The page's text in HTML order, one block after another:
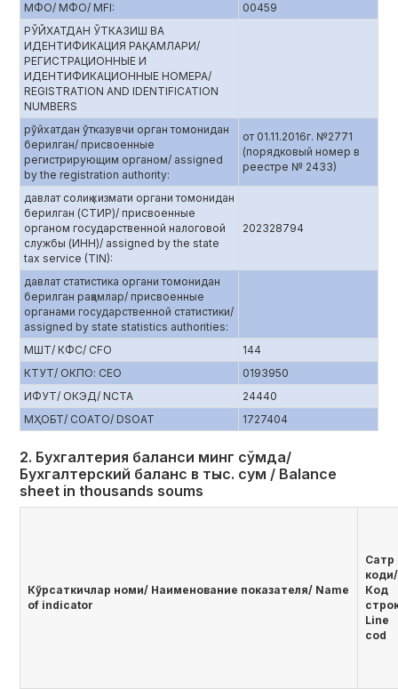
МФО/ МФО/ MFI:
00459
РЎЙХАТДАН ЎТКАЗИШ ВА
ИДЕНТИФИКАЦИЯ РАҚАМЛАРИ/
РЕГИСТРАЦИОННЫЕ И
ИДЕНТИФИКАЦИОННЫЕ НОМЕРА/
REGISTRATION AND IDENTIFICATION
NUMBERS
рўйхатдан ўтказувчи орган томонидан
берилган/ присвоенные
регистрирующим органом/ assigned
by the registration authority:
от 01.11.2016г. №2771
(порядковый номер в
реестре № 2433)
давлат солиқ хизмати органи томонидан
берилган (СТИР)/ присвоенные
органом государственной налоговой
службы (ИНН)/ assigned by the state
tax service (TIN):
202328794
давлат статистика органи томонидан
берилган рақамлар/ присвоенные
органами государственной статистики/
assigned by state statistics authorities:
МШТ/ КФС/ CFO
144
КТУТ/ ОКПО: CEO
0193950
ИФУТ/ ОКЭД/ NCTA
24440
МҲОБТ/ СОАТО/ DSOAT
1727404
2. Бухгалтерия баланси минг сўмда/
Бухгалтерский баланс в тыс. сум / Balance
sheet in thousands soums
Кўрсаткичлар номи/ Наименование показателя/ Name
of indicator
Сатр
коди/
Код
Line
cod